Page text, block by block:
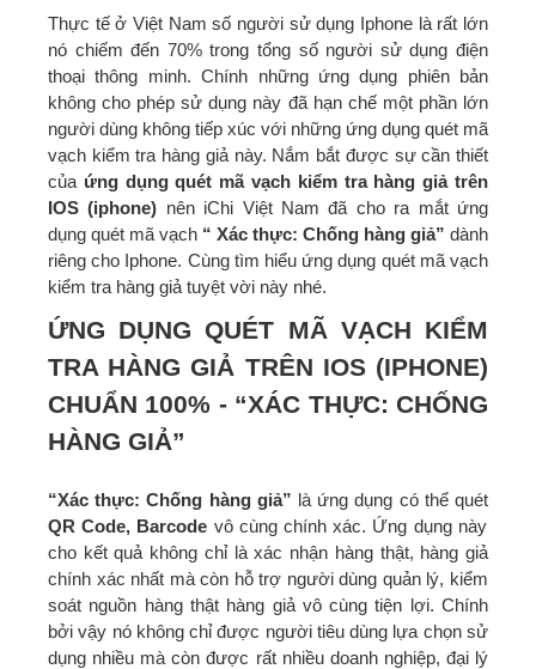
Thực tế ở Việt Nam số người sử dụng Iphone là rất lớn
nó chiếm đến 70% trong tổng số người sử dụng điện
thoại thông minh. Chính những ứng dụng phiên bản
không cho phép sử dụng này đã hạn chế một phần lớn
người dùng không tiếp xúc với những ứng dụng quét mã
vạch kiểm tra hàng giả này. Nắm bắt được sự cần thiết
của ứng dụng quét mã vạch kiểm tra hàng giả trên
IOS (iphone) nên iChi Việt Nam đã cho ra mắt ứng
dụng quét mã vạch “ Xác thực: Chống hàng giả” dành
riêng cho Iphone. Cùng tìm hiểu ứng dụng quét mã vạch
kiểm tra hàng giả tuyệt vời này nhé.
ỨNG DỤNG QUÉT MÃ VẠCH KIỂM
TRA HÀNG GIẢ TRÊN IOS (IPHONE)
CHUẨN 100% - “XÁC THỰC: CHỐNG
HÀNG GIẢ”
“Xác thực: Chống hàng giả” là ứng dụng có thể quét
QR Code, Barcode vô cùng chính xác. Ứng dụng này
cho kết quả không chỉ là xác nhận hàng thật, hàng giả
chính xác nhất mà còn hỗ trợ người dùng quản lý, kiểm
soát nguồn hàng thật hàng giả vô cùng tiện lợi. Chính
bởi vậy nó không chỉ được người tiêu dùng lựa chọn sử
dụng nhiều mà còn được rất nhiều doanh nghiệp, đại lý